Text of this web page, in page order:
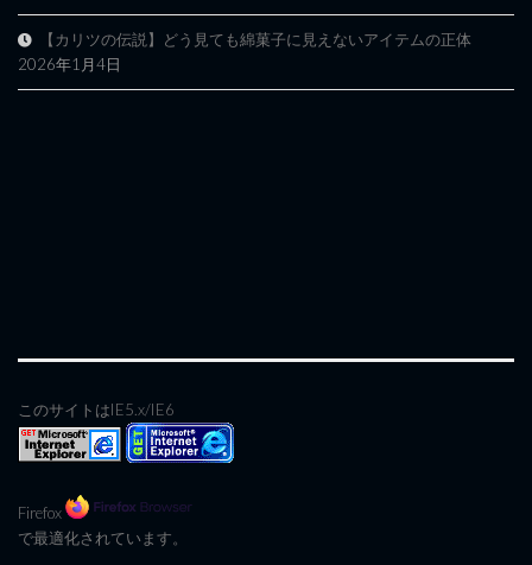
【カリツの伝説】どう見ても綿菓子に見えないアイテムの正体
2026年1月4日
このサイトはIE5.x/IE6
Firefox
で最適化されています。